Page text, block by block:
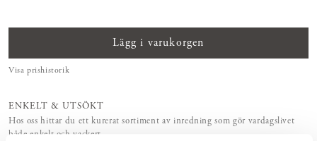
Lägg i varukorgen
Visa prishistorik
ENKELT & UTSÖKT
Hos oss hittar du ett kurerat sortiment av inredning som gör vardagslivet
både enkelt och vackert.